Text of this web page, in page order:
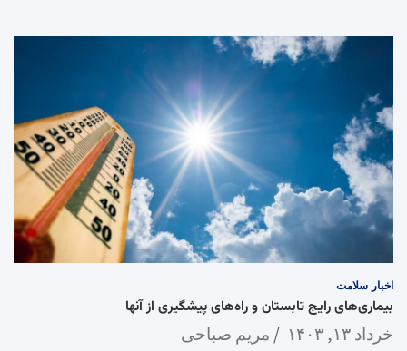
اخبار سلامت
بیماری‌های رایج تابستان و راه‌های پیشگیری از آنها
خرداد ۱۳, ۱۴۰۳ مریم صباحی